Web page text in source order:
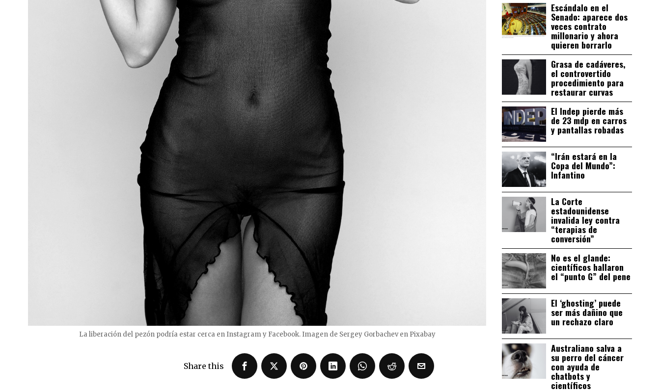
La liberación del pezón podría estar cerca en Instagram y Facebook. Imagen de Sergey Gorbachev en Pixabay
Share this
Escándalo en el
Senado: aparece dos
veces contrato
millonario y ahora
quieren borrarlo
Grasa de cadáveres,
el controvertido
procedimiento para
restaurar curvas
El Indep pierde más
de 23 mdp en carros
y pantallas robadas
“Irán estará en la
Copa del Mundo”:
Infantino
La Corte
estadounidense
invalida ley contra
“terapias de
conversión”
No es el glande:
científicos hallaron
el “punto G” del pene
El ‘ghosting’ puede
ser más dañino que
un rechazo claro
Australiano salva a
su perro del cáncer
con ayuda de
chatbots y
científicos